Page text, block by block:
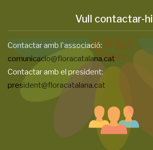
Vull contactar-hi
Contactar amb l'associació:
comunicacio@floracatalana.cat
Contactar amb el president:
president@floracatalana.cat